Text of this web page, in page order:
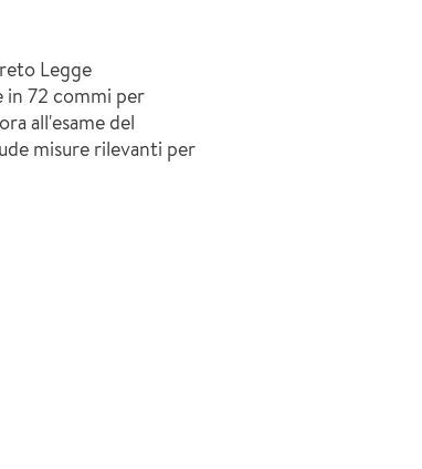
Legge
72 commi per
all'esame del
misure rilevanti per